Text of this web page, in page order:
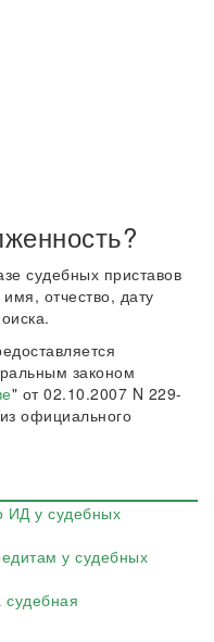
судебных приставов
отчество, дату
законом
" от 02.10.2007 N 229-
официального
ИД у судебных
у судебных
судебная